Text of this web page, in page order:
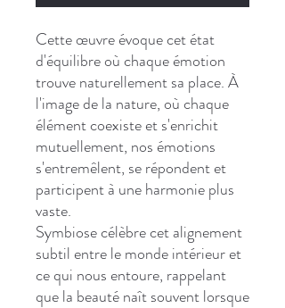
Cette œuvre évoque cet état
d'équilibre où chaque émotion
trouve naturellement sa place. À
l'image de la nature, où chaque
élément coexiste et s'enrichit
mutuellement, nos émotions
s'entremêlent, se répondent et
participent à une harmonie plus
vaste.
Symbiose célèbre cet alignement
subtil entre le monde intérieur et
ce qui nous entoure, rappelant
que la beauté naît souvent lorsque